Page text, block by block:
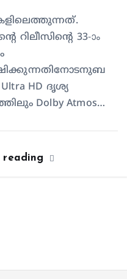
റിലീസിന്റെ 33-ാം
Ultra HD ദൃശ്യ
Dolby Atmos…
reading